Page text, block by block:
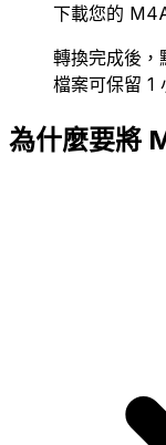
下載您的
轉換完成後
檔案可保留 1
為什麼要將